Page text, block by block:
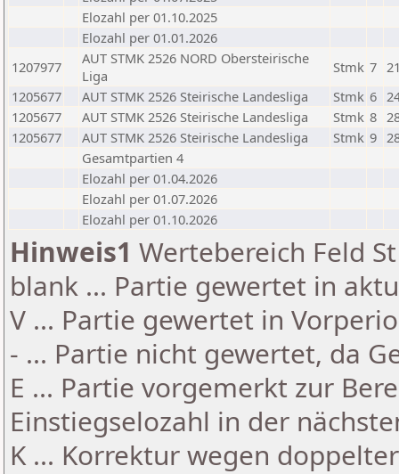
Elozahl per 01.10.2025
Elozahl per 01.01.2026
1207977
AUT STMK 2526 NORD Obersteirische
Liga
Stmk 7
1205677
AUT STMK 2526 Steirische Landesliga Stmk 6
1205677
AUT STMK 2526 Steirische Landesliga Stmk 8
1205677
AUT STMK 2526 Steirische Landesliga Stmk 9
Gesamtpartien 4
Elozahl per 01.04.2026
Elozahl per 01.07.2026
Elozahl per 01.10.2026
Hinweis1 Wertebereich Feld
blank ... Partie gewertet in
V ... Partie gewertet in
- ... Partie nicht gewertet, da
E ... Partie vorgemerkt zur
Einstiegselozahl in der
K ... Korrektur wegen